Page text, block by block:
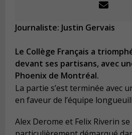
Journaliste: Justin Gervais
Le Collège Français a
devant ses partisans, avec
Phoenix de Montréal.
La partie s’est terminée avec
en faveur de l’équipe
Alex Derome et Felix Riverin